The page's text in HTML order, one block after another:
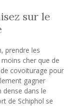
sur le
prendre les
cher que de
covoiturage pour
gagner
dans le
de Schiphol se